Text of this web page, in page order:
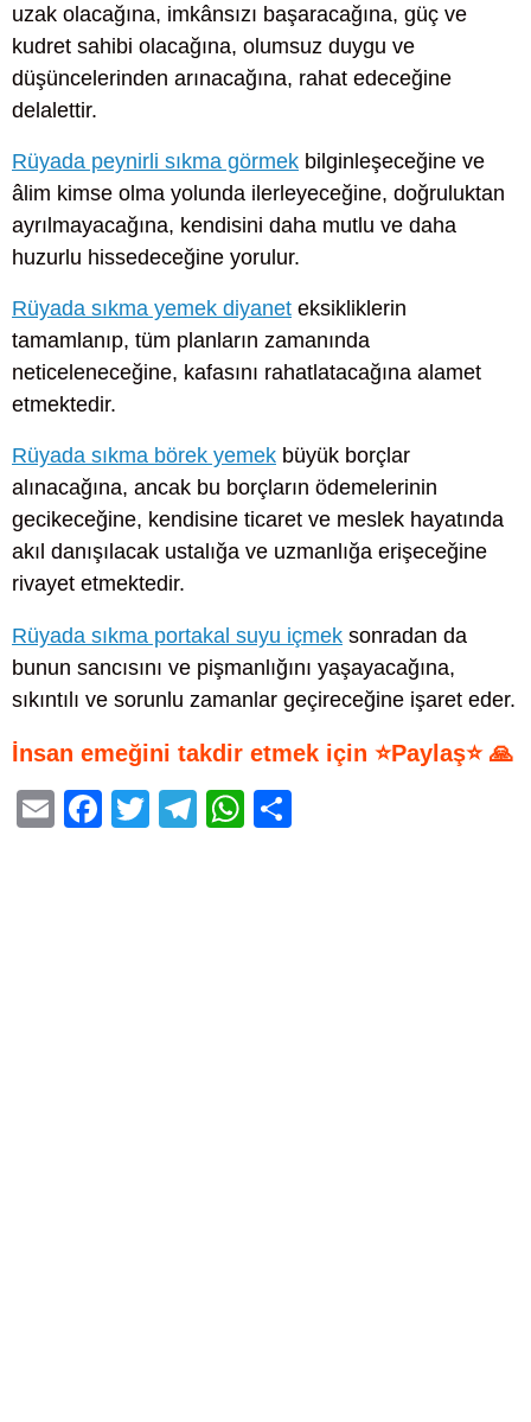
uzak olacağına, imkânsızı başaracağına, güç ve
kudret sahibi olacağına, olumsuz duygu ve
düşüncelerinden arınacağına, rahat edeceğine
delalettir.
Rüyada peynirli sıkma görmek bilginleşeceğine ve
âlim kimse olma yolunda ilerleyeceğine, doğruluktan
ayrılmayacağına, kendisini daha mutlu ve daha
huzurlu hissedeceğine yorulur.
Rüyada sıkma yemek diyanet eksikliklerin
tamamlanıp, tüm planların zamanında
neticeleneceğine, kafasını rahatlatacağına alamet
etmektedir.
Rüyada sıkma börek yemek büyük borçlar
alınacağına, ancak bu borçların ödemelerinin
gecikeceğine, kendisine ticaret ve meslek hayatında
akıl danışılacak ustalığa ve uzmanlığa erişeceğine
rivayet etmektedir.
Rüyada sıkma portakal suyu içmek sonradan da
bunun sancısını ve pişmanlığını yaşayacağına,
sıkıntılı ve sorunlu zamanlar geçireceğine işaret eder.
İnsan emeğini takdir etmek için ⭐Paylaş⭐ 🙏
E
F
T
T
W